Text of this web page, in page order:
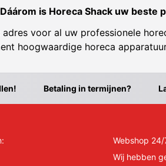
Dáárom is Horeca Shack uw beste
voor al uw professionele
hoogwaardige horeca
Betaling in termijnen?
Webshop 24/
Wij hebben